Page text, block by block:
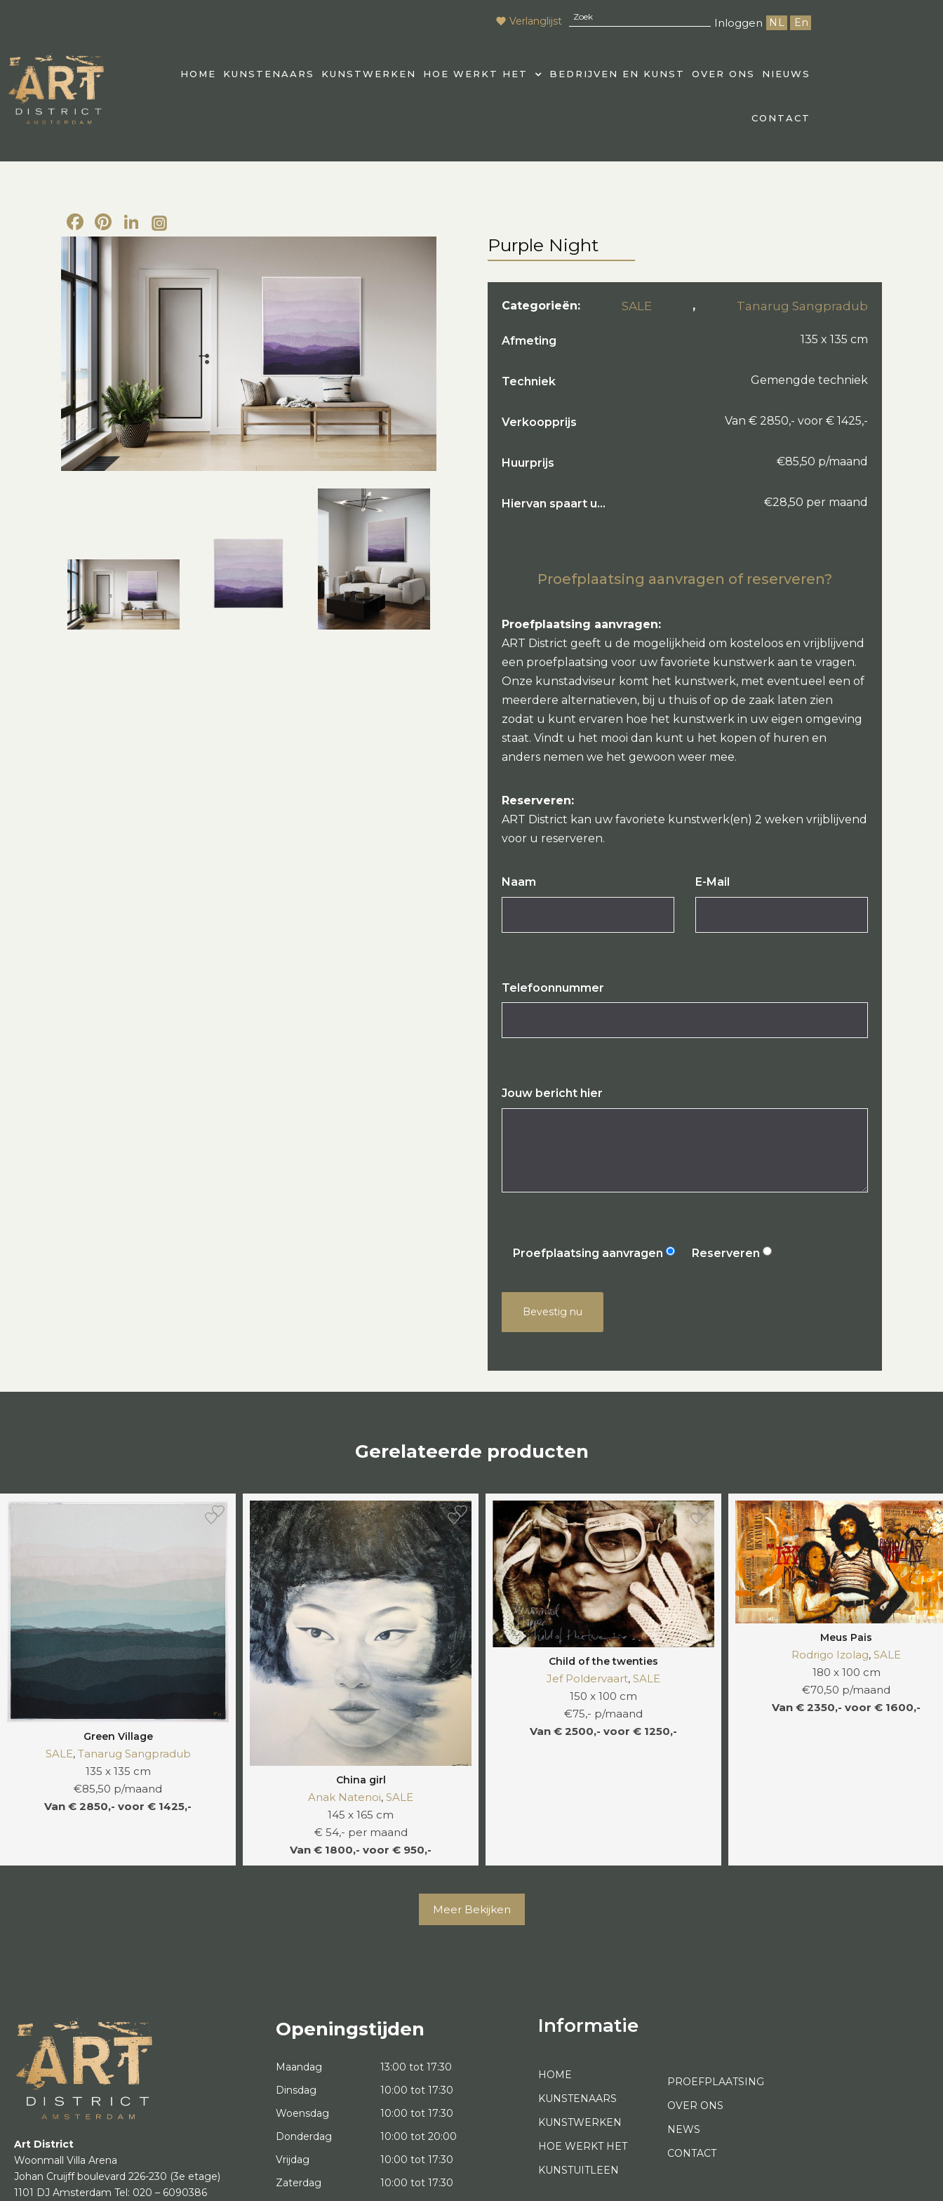
Verlanglijst Inloggen NL En
HOME KUNSTENAARS KUNSTWERKEN HOE WERKT HET BEDRIJVEN EN KUNST OVER ONS NIEUWS
CONTACT
Facebook
Pinterest
LinkedIn
Purple Night
Categorieën: SALE , Tanarug Sangpradub
Afmeting 135 x 135 cm
Techniek Gemengde techniek
Verkoopprijs Van € 2850,- voor € 1425,-
Huurprijs €85,50 p/maand
Hiervan spaart u… €28,50 per maand
Proefplaatsing aanvragen of reserveren?
Proefplaatsing aanvragen:
ART District geeft u de mogelijkheid om kosteloos en vrijblijvend
een proefplaatsing voor uw favoriete kunstwerk aan te vragen.
Onze kunstadviseur komt het kunstwerk, met eventueel een of
meerdere alternatieven, bij u thuis of op de zaak laten zien
zodat u kunt ervaren hoe het kunstwerk in uw eigen omgeving
staat. Vindt u het mooi dan kunt u het kopen of huren en
anders nemen we het gewoon weer mee.
Reserveren:
ART District kan uw favoriete kunstwerk(en) 2 weken vrijblijvend
voor u reserveren.
Naam E-Mail
Telefoonnummer
Jouw bericht hier
Proefplaatsing aanvragen Reserveren
Bevestig nu
Gerelateerde producten
Green Village
SALE, Tanarug Sangpradub
135 x 135 cm
€85,50 p/maand
Van € 2850,- voor € 1425,-
China girl
Anak Natenoi, SALE
145 x 165 cm
€ 54,- per maand
Van € 1800,- voor € 950,-
Child of the twenties
Jef Poldervaart, SALE
150 x 100 cm
€75,- p/maand
Van € 2500,- voor € 1250,-
Meus Pais
Rodrigo Izolag, SALE
180 x 100 cm
€70,50 p/maand
Van € 2350,- voor € 1600,-
Meer Bekijken
Art District
Woonmall Villa Arena
Johan Cruijff boulevard 226-230 (3e etage)
1101 DJ Amsterdam Tel: 020 – 6090386
Openingstijden
Maandag
13:00 tot 17:30
Dinsdag
10:00 tot 17:30
Woensdag
10:00 tot 17:30
Donderdag
10:00 tot 20:00
Vrijdag
10:00 tot 17:30
Zaterdag
10:00 tot 17:30
Informatie
HOME
KUNSTENAARS
KUNSTWERKEN
HOE WERKT HET
KUNSTUITLEEN
PROEFPLAATSING
OVER ONS
NEWS
CONTACT